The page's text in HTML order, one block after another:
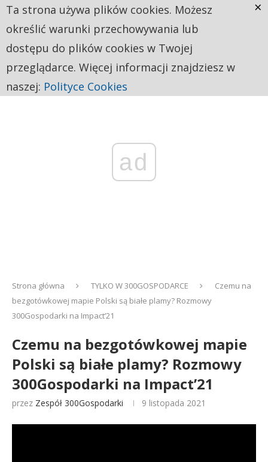
ad
Strona główna TYLKO W 300GOSPODARCE
Czemu na
bezgotówkowej mapie Polski są białe plamy? Rozmowy
300Gospodarki na Impact’21
Czemu na bezgotówkowej mapie
Polski są białe plamy? Rozmowy
300Gospodarki na Impact’21
przez Zespół 300Gospodarki 9 listopada 2021
Ta strona używa plików cookies. Możesz
określić warunki przechowywania lub
dostępu do plików cookies w Twojej
przeglądarce. Więcej informacji znajdziesz w
naszej: Polityce Cookies
×